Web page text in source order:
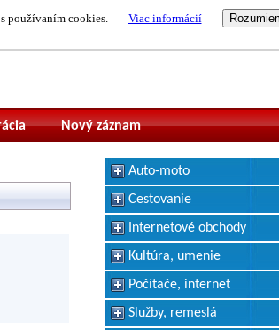
používaním cookies. Viac informácií
Nový záznam
Auto-moto
Cestovanie
Internetové obchody
Kultúra, umenie
Počítače, internet
Služby, remeslá